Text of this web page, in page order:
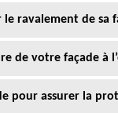
le ravalement de sa
de votre façade à
pour assurer la